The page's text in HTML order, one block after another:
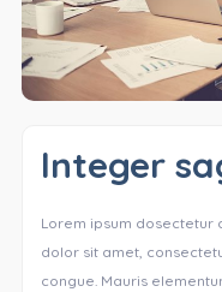
Integer
Lorem ipsum dosectetur
dolor sit amet,
congue. Mauris